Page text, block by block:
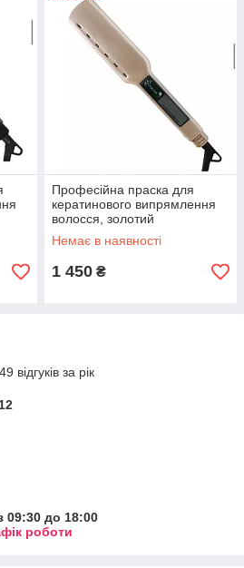
Професійна праска для
кератинового випрямлення
волосся, золотий
Немає в наявності
1 450 ₴
відгуків за рік
09:30 до 18:00
роботи